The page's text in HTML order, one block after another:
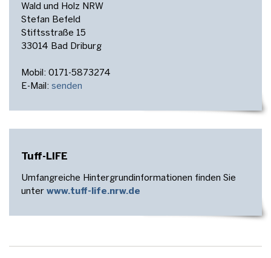
Wald und Holz NRW
Stefan Befeld
Stiftsstraße 15
33014 Bad Driburg
Mobil: 0171-5873274
E-Mail: senden
Tuff-LIFE
Umfangreiche Hintergrundinformationen finden Sie
unter www.tuff-life.nrw.de